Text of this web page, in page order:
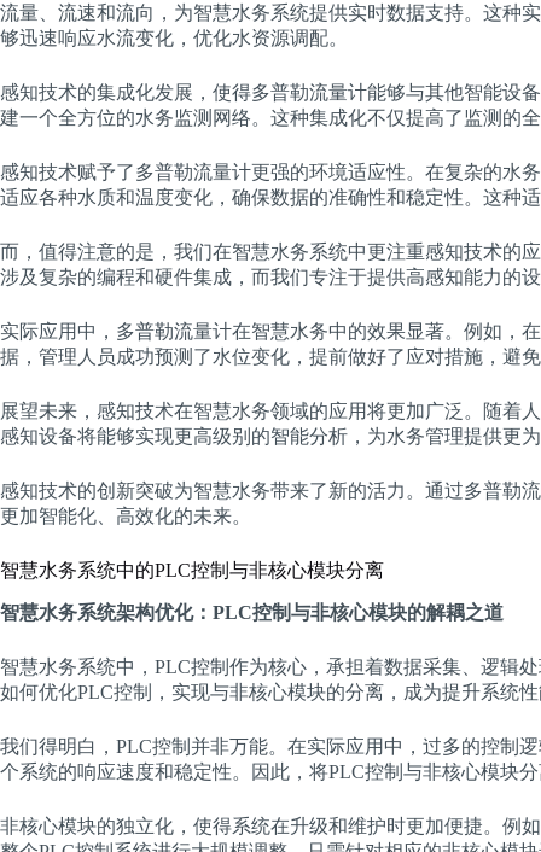
流量、流速和流向，为智慧水务系统提供实时数据支持。这种
够迅速响应水流变化，优化水资源调配。
感知技术的集成化发展，使得多普勒流量计能够与其他智能设
建一个全方位的水务监测网络。这种集成化不仅提高了监测的
感知技术赋予了多普勒流量计更强的环境适应性。在复杂的水
适应各种水质和温度变化，确保数据的准确性和稳定性。这种
而，值得注意的是，我们在智慧水务系统中更注重感知技术的
涉及复杂的编程和硬件集成，而我们专注于提供高感知能力的
实际应用中，多普勒流量计在智慧水务中的效果显著。例如，
据，管理人员成功预测了水位变化，提前做好了应对措施，避
展望未来，感知技术在智慧水务领域的应用将更加广泛。随着
感知设备将能够实现更高级别的智能分析，为水务管理提供更
感知技术的创新突破为智慧水务带来了新的活力。通过多普勒
更加智能化、高效化的未来。
智慧水务系统中的PLC控制与非核心模块分离
智慧水务系统架构优化：PLC控制与非核心模块的解耦之道
智慧水务系统中，PLC控制作为核心，承担着数据采集、逻辑
如何优化PLC控制，实现与非核心模块的分离，成为提升系统
我们得明白，PLC控制并非万能。在实际应用中，过多的控制
个系统的响应速度和稳定性。因此，将PLC控制与非核心模块
非核心模块的独立化，使得系统在升级和维护时更加便捷。例